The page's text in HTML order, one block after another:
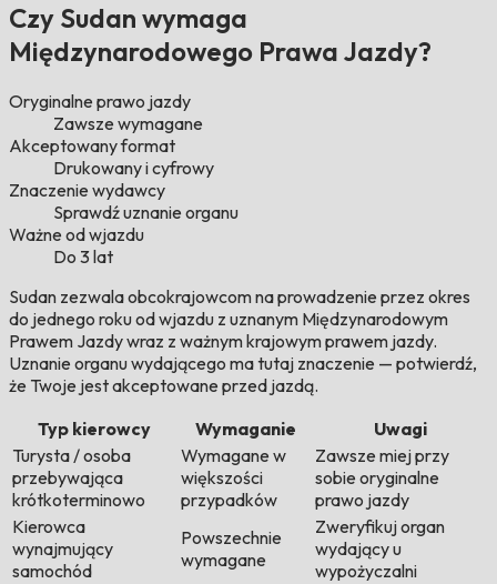
Czy Sudan wymaga
Międzynarodowego Prawa Jazdy?
Oryginalne prawo jazdy
Zawsze wymagane
Akceptowany format
Drukowany i cyfrowy
Znaczenie wydawcy
Sprawdź uznanie organu
Ważne od wjazdu
Do 3 lat
Sudan zezwala obcokrajowcom na prowadzenie przez okres
do jednego roku od wjazdu z uznanym Międzynarodowym
Prawem Jazdy wraz z ważnym krajowym prawem jazdy.
Uznanie organu wydającego ma tutaj znaczenie — potwierdź,
że Twoje jest akceptowane przed jazdą.
Typ kierowcy
Wymaganie
Uwagi
Turysta / osoba
przebywająca
krótkoterminowo
Wymagane w
większości
przypadków
Zawsze miej przy
sobie oryginalne
prawo jazdy
Kierowca
wynajmujący
samochód
Powszechnie
wymagane
Zweryfikuj organ
wydający u
wypożyczalni